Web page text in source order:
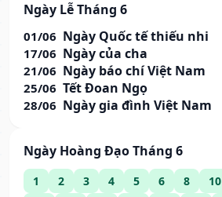
Ngày Lễ Tháng 6
01/06 Ngày Quốc tế thiếu nhi
17/06 Ngày của cha
21/06 Ngày báo chí Việt Nam
25/06 Tết Đoan Ngọ
28/06 Ngày gia đình Việt Nam
Ngày Hoàng Đạo Tháng 6
1 2 3 4 5 6 8 10